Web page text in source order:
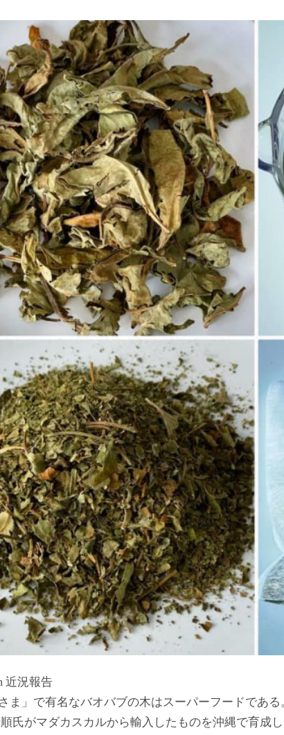
近況報告
ま」で有名なバオバブの木はスーパーフードである
氏がマダカスカルから輸入したものを沖縄で育成し